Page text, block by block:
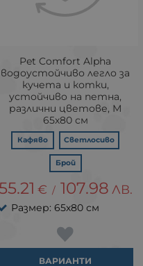
Pet Comfort Alpha
водоустойчиво легло за
кучета и котки,
устойчивo на петна,
различни цветове, М
65х80 см
Кафяво Светлосиво
Брой
55.21 € / 107.98 ЛВ.
Размер: 65х80 см
ВАРИАНТИ